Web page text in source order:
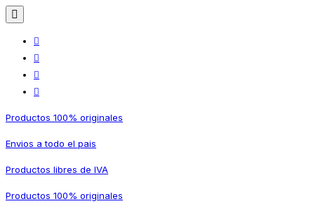
Productos 100% originales
Envios a todo el pais
Productos libres de IVA
Productos 100% originales